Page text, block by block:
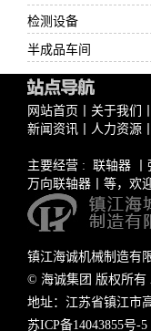
检测设备
半成品车间
网站首页 关于我们
新闻资讯
人力资源
主要经营 : 联轴器
万向联轴器 丨等，欢
镇江海诚机械制造有
© 海诚集团 版权所有
地址：江苏省镇江市
苏ICP备14043855号-5